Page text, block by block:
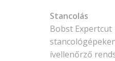
Stancolás
Bobst Expertcut
ívellenőrző